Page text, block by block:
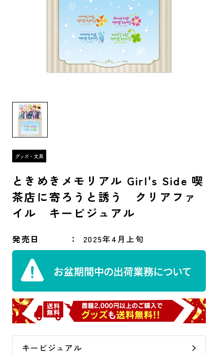
ときめきメモリアル Girl's Side 喫
茶店に寄ろうと誘う クリアファ
イル キービジュアル
発売日 2025年4月上旬
キービジュアル